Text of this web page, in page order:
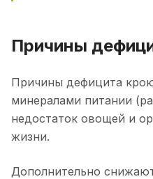
Причины
Причины дефицита
минералами питании
недостаток овощей и
жизни.
Дополнительно